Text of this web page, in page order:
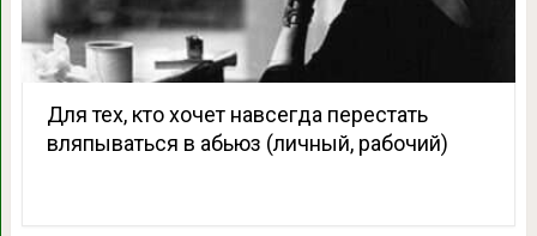
Для тех, кто хочет навсегда перестать
вляпываться в абьюз (личный, рабочий)